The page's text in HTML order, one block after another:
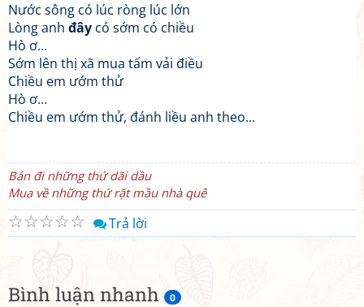
Bình luận nhanh 0
Nước sông có lúc ròng lúc lớn
Lòng anh đây có sớm có chiều
Hò ơ...
Sớm lên thị xã mua tấm vải điều
Chiều em ướm thử
Hò ơ...
Chiều em ướm thử, đánh liều anh theo...
Bán đi những thứ dãi dầu
Mua về những thứ rặt mầu nhà quê
☆
☆
☆
☆
☆ Trả lời